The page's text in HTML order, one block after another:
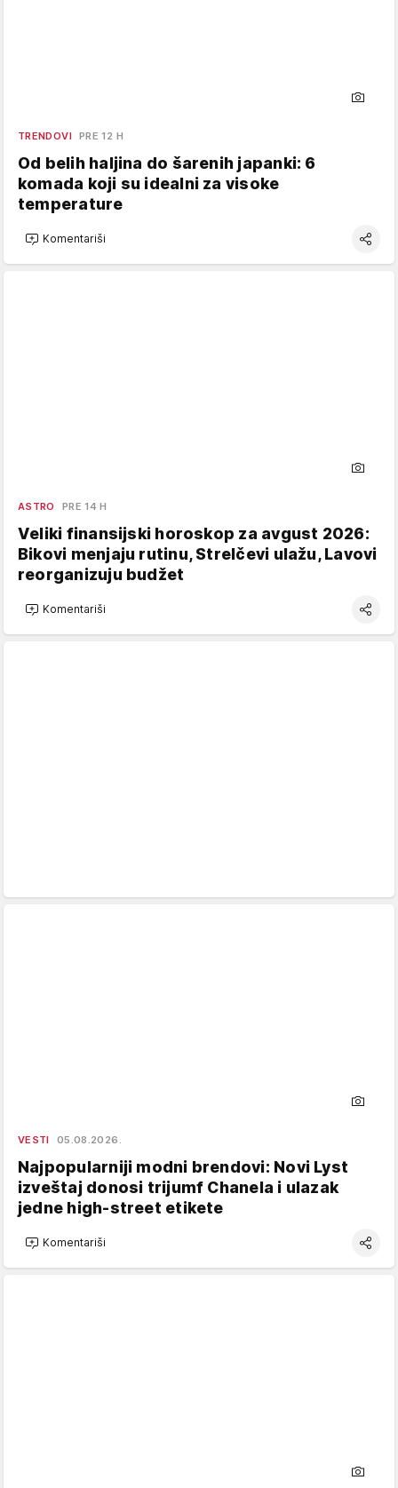
TRENDOVI PRE 12 H
Od belih haljina do šarenih japanki: 6
komada koji su idealni za visoke
temperature
Komentariši
ASTRO PRE 14 H
Veliki finansijski horoskop za avgust 2026:
Bikovi menjaju rutinu, Strelčevi ulažu, Lavovi
reorganizuju budžet
Komentariši
VESTI 05.08.2026.
Najpopularniji modni brendovi: Novi Lyst
izveštaj donosi trijumf Chanela i ulazak
jedne high-street etikete
Komentariši